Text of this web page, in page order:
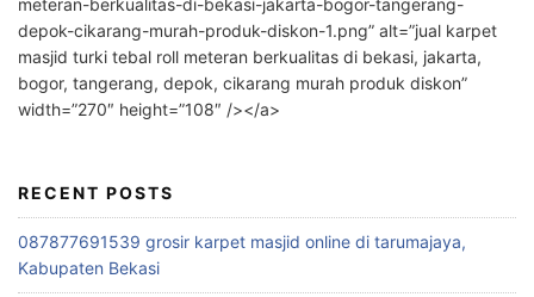
meteran-berkualitas-di-bekasi-jakarta-bogor-tangerang-
depok-cikarang-murah-produk-diskon-1.png” alt=”jual karpet
masjid turki tebal roll meteran berkualitas di bekasi, jakarta,
bogor, tangerang, depok, cikarang murah produk diskon”
width=”270″ height=”108″ /></a>
RECENT POSTS
087877691539 grosir karpet masjid online di tarumajaya,
Kabupaten Bekasi